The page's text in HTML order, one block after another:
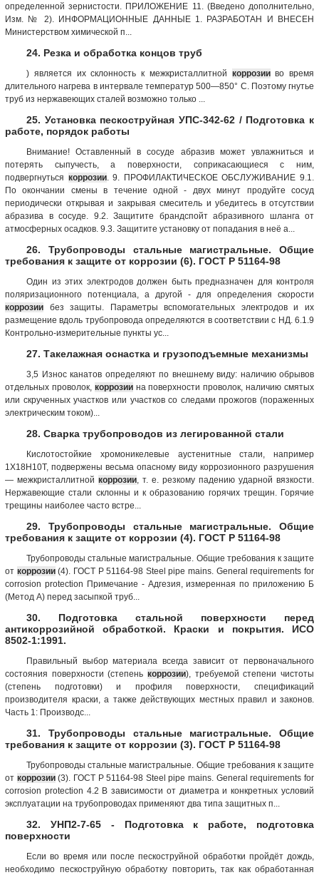
определенной зернистости. ПРИЛОЖЕНИЕ 11. (Введено дополнительно,
Изм. № 2). ИНФОРМАЦИОННЫЕ ДАННЫЕ 1. РАЗРАБОТАН И ВНЕСЕН
Министерством химической п...
24. Резка и обработка концов труб
) является их склонность к межкристаллитной коррозииво время
длительного нагрева в интервале температур 500—850° С. Поэтому гнутье
труб из нержавеющих сталей возможно только ...
25. Установка пескоструйная УПС-342-62 / Подготовка к
работе, порядок работы
Внимание! Оставленный в сосуде абразив может увлажниться и
потерять сыпучесть, а поверхности, соприкасающиеся с ним,
подвергнуться коррозии. 9. ПРОФИЛАКТИЧЕСКОЕ ОБСЛУЖИВАНИЕ 9.1.
По окончании смены в течение одной - двух минут продуйте сосуд
периодически открывая и закрывая смеситель и убедитесь в отсутствии
абразива в сосуде. 9.2. Защитите брандспойт абразивного шланга от
атмосферных осадков. 9.3. Защитите установку от попадания в неё а...
26. Трубопроводы стальные магистральные. Общие
требования к защите от коррозии (6). ГОСТ Р 51164-98
Один из этих электродов должен быть предназначен для контроля
поляризационного потенциала, а другой - для определения скорости
коррозии без защиты. Параметры вспомогательных электродов и их
размещение вдоль трубопровода определяются в соответствии с НД. 6.1.9
Контрольно-измерительные пункты ус...
27. Такелажная оснастка и грузоподъемные механизмы
3,5 Износ канатов определяют по внешнему виду: наличию обрывов
отдельных проволок, коррозиина поверхности проволок, наличию смятых
или скрученных участков или участков со следами прожогов (пораженных
электрическим током)...
28. Сварка трубопроводов из легированной стали
Кислотостойкие хромоникелевые аустенитные стали, например
1Х18Н10Т, подвержены весьма опасному виду коррозионного разрушения
— межкристаллитной коррозии , т. е. резкому падению ударной вязкости.
Нержавеющие стали склонны и к образованию горячих трещин. Горячие
трещины наиболее часто встре...
29. Трубопроводы стальные магистральные. Общие
требования к защите от коррозии (4). ГОСТ Р 51164-98
Трубопроводы стальные магистральные. Общие требования к защите
от коррозии(4). ГОСТ Р 51164-98 Steel pipe mains. General requirements for
corrosion protection Примечание - Адгезия, измеренная по приложению Б
(Метод А) перед засыпкой труб...
30. Подготовка стальной поверхности перед
антикоррозийной обработкой. Краски и покрытия. ИСО
8502-1:1991.
Правильный выбор материала всегда зависит от первоначального
состояния поверхности (степень коррозии), требуемой степени чистоты
(степень подготовки) и профиля поверхности, спецификаций
производителя краски, а также действующих местных правил и законов.
Часть 1: Производс...
31. Трубопроводы стальные магистральные. Общие
требования к защите от коррозии (3). ГОСТ Р 51164-98
Трубопроводы стальные магистральные. Общие требования к защите
от коррозии(3). ГОСТ Р 51164-98 Steel pipe mains. General requirements for
corrosion protection 4.2 В зависимости от диаметра и конкретных условий
эксплуатации на трубопроводах применяют два типа защитных п...
32. УНП2-7-65 - Подготовка к работе, подготовка
поверхности
Если во время или после пескоструйной обработки пройдёт дождь,
необходимо пескоструйную обработку повторить, так как обработанная